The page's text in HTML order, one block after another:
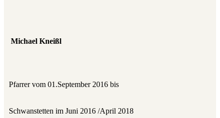
Michael Kneißl
Pfarrer vom 01.September 2016 bis
Schwanstetten im Juni 2016 /April 2018